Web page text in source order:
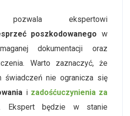
pozwala ekspertowi
poszkodowanego w
dokumentacji oraz
Warto zaznaczyć, że
świadczeń nie ogranicza się
i zadośćuczynienia za
. Ekspert będzie w stanie